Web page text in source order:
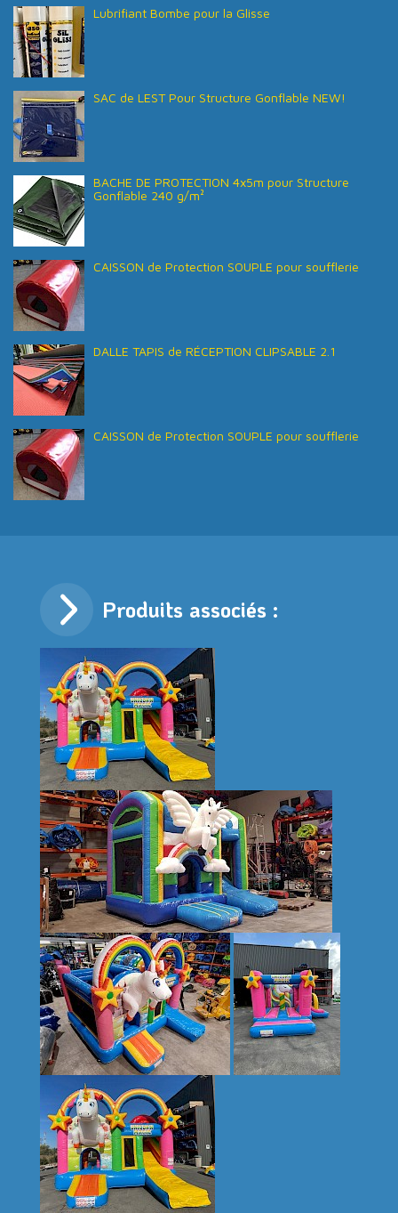
Lubrifiant Bombe pour la Glisse
SAC de LEST Pour Structure Gonflable NEW!
BACHE DE PROTECTION 4x5m pour Structure
Gonflable 240 g/m²
CAISSON de Protection SOUPLE pour soufflerie
DALLE TAPIS de RÉCEPTION CLIPSABLE 2.1
CAISSON de Protection SOUPLE pour soufflerie
Produits associés :